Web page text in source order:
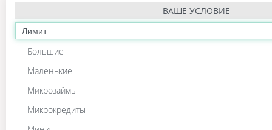
ВАШЕ УСЛОВИЕ
Лимит
Большие
Маленькие
Микрозаймы
Микрокредиты